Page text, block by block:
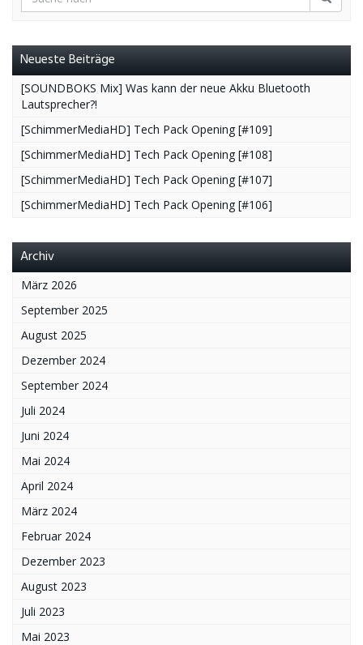
Neueste Beiträge
[SOUNDBOKS Mix] Was kann der neue Akku Bluetooth
Lautsprecher?!
[SchimmerMediaHD] Tech Pack Opening [#109]
[SchimmerMediaHD] Tech Pack Opening [#108]
[SchimmerMediaHD] Tech Pack Opening [#107]
[SchimmerMediaHD] Tech Pack Opening [#106]
Archiv
März 2026
September 2025
August 2025
Dezember 2024
September 2024
Juli 2024
Juni 2024
Mai 2024
April 2024
März 2024
Februar 2024
Dezember 2023
August 2023
Juli 2023
Mai 2023